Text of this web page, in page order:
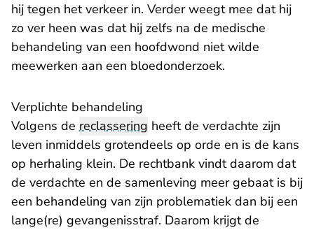
hij tegen het verkeer in. Verder weegt mee dat hij
zo ver heen was dat hij zelfs na de medische
behandeling van een hoofdwond niet wilde
meewerken aan een bloedonderzoek.
Verplichte behandeling
Volgens de reclassering heeft de verdachte zijn
leven inmiddels grotendeels op orde en is de kans
op herhaling klein. De rechtbank vindt daarom dat
de verdachte en de samenleving meer gebaat is bij
een behandeling van zijn problematiek dan bij een
lange(re) gevangenisstraf. Daarom krijgt de